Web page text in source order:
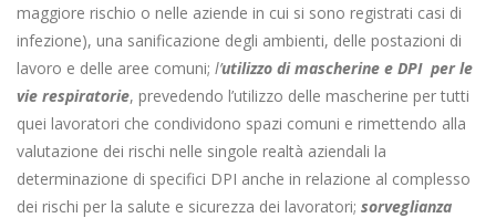
maggiore rischio o nelle aziende in cui si sono registrati casi di
infezione), una sanificazione degli ambienti, delle postazioni di
lavoro e delle aree comuni; l’utilizzo di mascherine e DPI per le
vie respiratorie, prevedendo l’utilizzo delle mascherine per tutti
quei lavoratori che condividono spazi comuni e rimettendo alla
valutazione dei rischi nelle singole realtà aziendali la
determinazione di specifici DPI anche in relazione al complesso
dei rischi per la salute e sicurezza dei lavoratori; sorveglianza